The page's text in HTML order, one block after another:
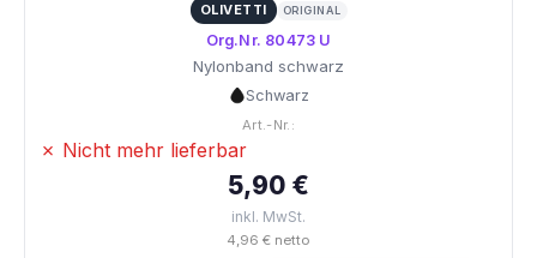
OLIVETTI ORIGINAL
Org.Nr. 80473 U
Nylonband schwarz
Schwarz
Art.-Nr.:
✗ Nicht mehr lieferbar
5,90 €
inkl. MwSt.
4,96 € netto